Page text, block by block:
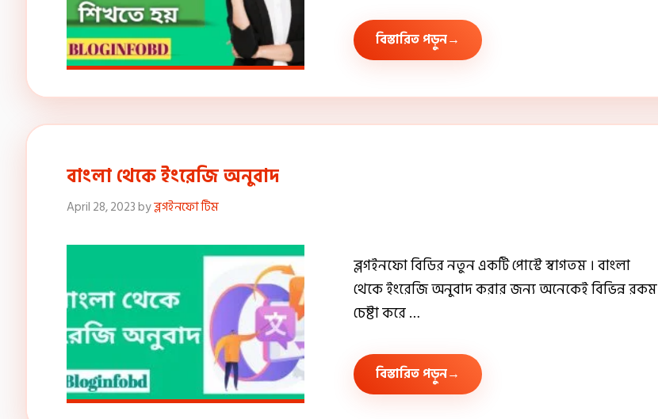
বিস্তারিত পড়ুন
বাংলা থেকে ইংরেজি অনুবাদ
April 28, 2023byব্লগইনফো টিম
ব্লগইনফো বিডির নতুন একটি পোস্টে স্বাগতম । বাংলা
থেকে ইংরেজি অনুবাদ করার জন্য অনেকেই বিভিন্ন রকম
চেষ্টা করে …
বিস্তারিত পড়ুন